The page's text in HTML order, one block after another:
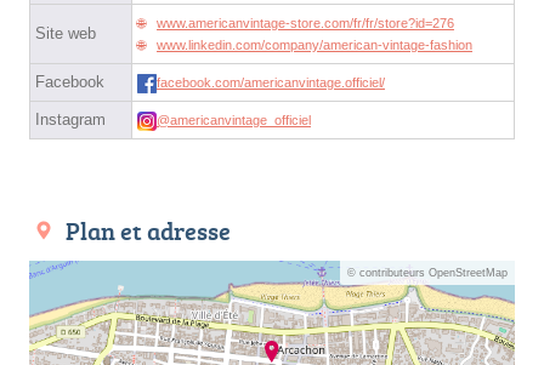
Site web
www.americanvintage-store.com/fr/fr/store?id=276
www.linkedin.com/company/american-vintage-fashion
Facebook facebook.com/americanvintage.officiel/
Instagram @americanvintage_officiel
Plan et adresse
© contributeurs OpenStreetMap